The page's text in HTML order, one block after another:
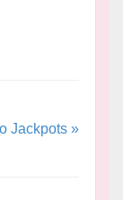
Jackpots »